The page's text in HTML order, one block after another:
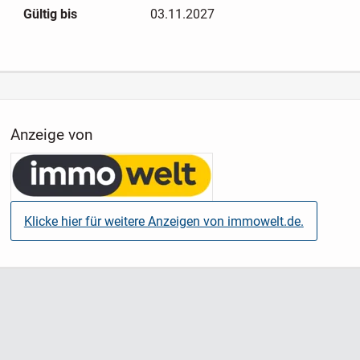
Modernisierungsbedarf besteht.
Insgesamt bietet die Liegenschaft weiteres
Entwicklungspotenzial unter Berücksichtigung von weiteren
Investitionen. Sämtliche Einheiten sind vermietet.
Gültig bis 03.11.2027
Anzeige von
Klicke hier für weitere Anzeigen von immowelt.de.